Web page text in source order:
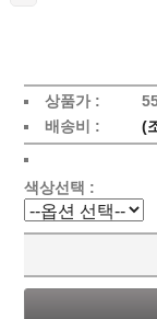
상품가 :
배송비 : (
색상선택 :